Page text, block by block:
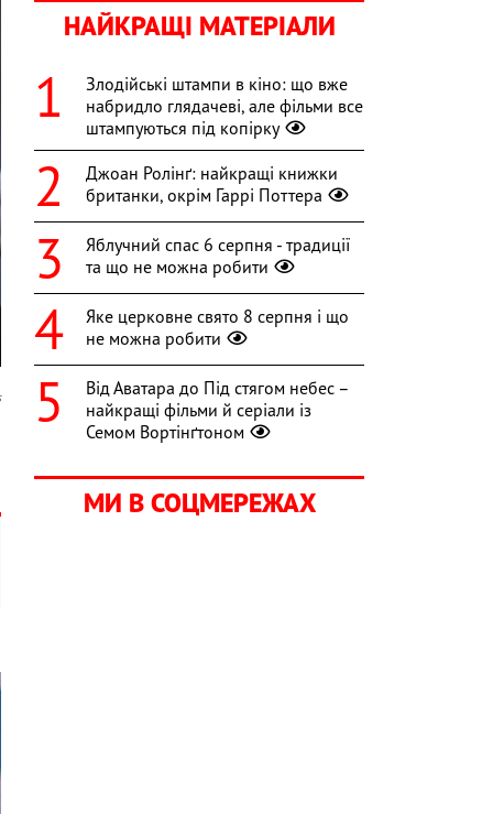
НАЙКРАЩІ МАТЕРІАЛИ
Злодійські штампи в кіно: що вже
набридло глядачеві, але фільми все
штампуються під копірку
Джоан Ролінґ: найкращі книжки
британки, окрім Гаррі Поттера
Яблучний спас 6 серпня - традиції
та що не можна робити
Яке церковне свято 8 серпня і що
не можна робити
Від Аватара до Під стягом небес –
найкращі фільми й серіали із
Семом Вортінґтоном
МИ В СОЦМЕРЕЖАХ